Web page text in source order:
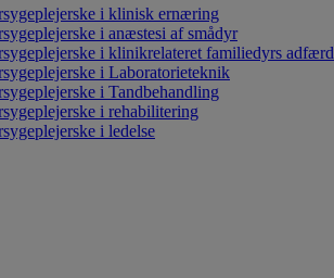
i klinisk ernæring
i anæstesi af smådyr
i klinikrelateret familiedyrs adfærd
i Laboratorieteknik
i Tandbehandling
i rehabilitering
i ledelse